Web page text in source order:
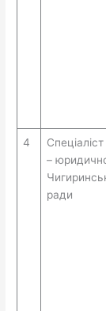
4
Спеціаліст
–
ради